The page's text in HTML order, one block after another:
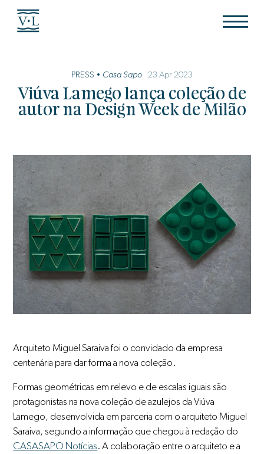
PRESS • Casa Sapo 23 Apr 2023
Viúva Lamego lança coleção de
autor na Design Week de Milão
Arquiteto Miguel Saraiva foi o convidado da empresa
centenária para dar forma a nova coleção.
Formas geométricas em relevo e de escalas iguais são
protagonistas na nova coleção de azulejos da Viúva
Lamego, desenvolvida em parceria com o arquiteto Miguel
Saraiva, segundo a informação que chegou à redação do
CASASAPO Notícias. A colaboração entre o arquiteto e a